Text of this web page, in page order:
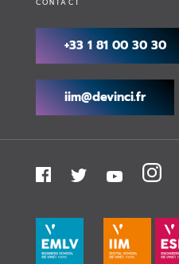
CONTACT
+33 1 81 00 30 30
iim@devinci.fr